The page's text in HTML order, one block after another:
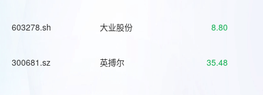
603278.sh 大业股份 8.80
300681.sz 英搏尔 35.48